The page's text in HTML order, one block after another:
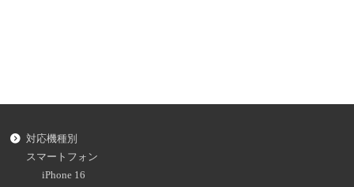
対応機種別
スマートフォン
iPhone 16